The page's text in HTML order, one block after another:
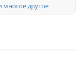
многое другое